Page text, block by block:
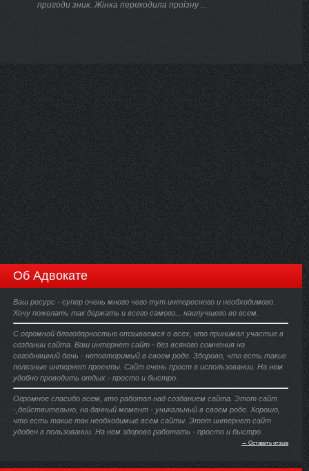
пригоди зник. Жінка переходила проїзну ...
Об Адвокате
Ваш ресурс - супер очень много чего тут интересного и необходимого.
Хочу пожелать так держать и всего самого... наилучшего во всем.
С огромной благодарностью отзываемся о всех, кто принимал участие в
создании сайта. Ваш интернет сайт - без всякого сомнения на
сегодняшний день - неповторимый в своем роде. Здорово, что есть такие
полезные интернет проекты. Сайт очень прост в использовании. На нем
удобно проводить отдых - просто и быстро.
Огромное спасибо всем, кто работал над созданием сайта. Этот сайт
-,действительно, на данный момент - уникальный в своем роде. Хорошо,
что есть такие так необходимые всем сайты. Этот интернет сайт
удобен в пользовании. На нем здорово работать - просто и быстро.
→ Оставить отзыв